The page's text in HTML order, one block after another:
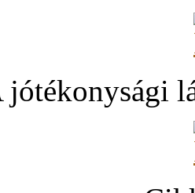
jótékonysági